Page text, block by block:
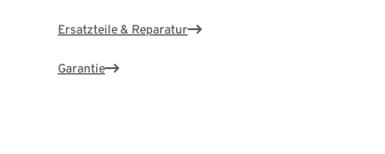
Ersatzteile & Reparatur
Garantie